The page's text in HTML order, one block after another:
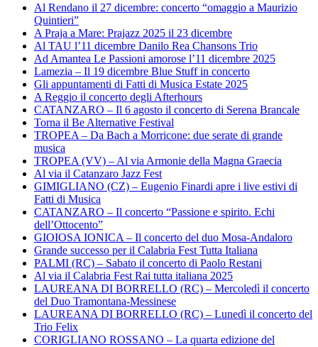
Al Rendano il 27 dicembre: concerto “omaggio a Maurizio
Quintieri”
A Praja a Mare: Prajazz 2025 il 23 dicembre
Al TAU l’11 dicembre Danilo Rea Chansons Trio
Ad Amantea Le Passioni amorose l’11 dicembre 2025
Lamezia – Il 19 dicembre Blue Stuff in concerto
Gli appuntamenti di Fatti di Musica Estate 2025
A Reggio il concerto degli Afterhours
CATANZARO – Il 6 agosto il concerto di Serena Brancale
Torna il Be Alternative Festival
TROPEA – Da Bach a Morricone: due serate di grande
musica
TROPEA (VV) – Al via Armonie della Magna Graecia
Al via il Catanzaro Jazz Fest
GIMIGLIANO (CZ) – Eugenio Finardi apre i live estivi di
Fatti di Musica
CATANZARO – Il concerto “Passione e spirito. Echi
dell’Ottocento”
GIOIOSA IONICA – Il concerto del duo Mosa-Andaloro
Grande successo per il Calabria Fest Tutta Italiana
PALMI (RC) – Sabato il concerto di Paolo Restani
Al via il Calabria Fest Rai tutta italiana 2025
LAUREANA DI BORRELLO (RC) – Mercoledì il concerto
del Duo Tramontana-Messinese
LAUREANA DI BORRELLO (RC) – Lunedì il concerto del
Trio Felix
CORIGLIANO ROSSANO – La quarta edizione del